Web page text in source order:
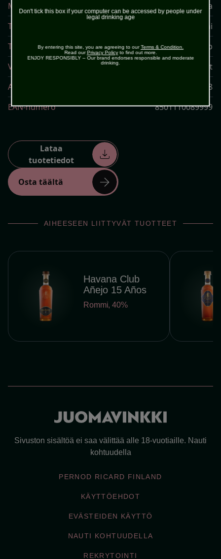
Maa
Kuuba
Tuote
Rommi
Tuottaja
Havana Club
Varasto
Alkon tilausvalikoima, Ravintolat
Artikkelin numero
601008
EAN-numero
8501110089999
Lataa
tuotetiedot
download
Osta täältä arrow_forward
AIHEESEEN LIITTYVÄT TUOTTEET
Havana Club
Añejo 15 Años
Rommi, 40%
Sivuston sisältöä ei saa välittää alle 18-vuotiaille. Nauti
kohtuudella
PERNOD RICARD FINLAND
KÄYTTÖEHDOT
EVÄSTEIDEN KÄYTTÖ
NAUTI KOHTUUDELLA
REKRYTOINTI
Don't tick this box if your computer can be accessed by people under
legal drinking age
By entering this site, you are agreeing to ourTerms & Condition.
Read our Privacy Policyto find out more.
ENJOY RESPONSIBLY – Our brand endorses responsible and moderate
drinking.